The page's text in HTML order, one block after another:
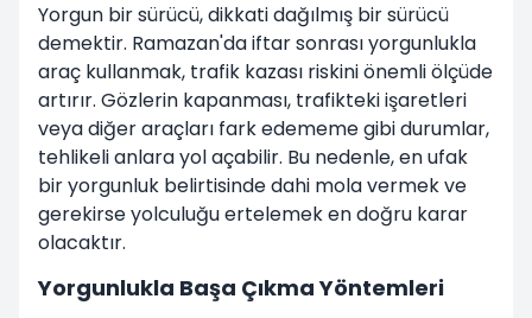
Yorgun bir sürücü, dikkati dağılmış bir sürücü
demektir. Ramazan'da iftar sonrası yorgunlukla
araç kullanmak, trafik kazası riskini önemli ölçüde
artırır. Gözlerin kapanması, trafikteki işaretleri
veya diğer araçları fark edememe gibi durumlar,
tehlikeli anlara yol açabilir. Bu nedenle, en ufak
bir yorgunluk belirtisinde dahi mola vermek ve
gerekirse yolculuğu ertelemek en doğru karar
olacaktır.
Yorgunlukla Başa Çıkma Yöntemleri